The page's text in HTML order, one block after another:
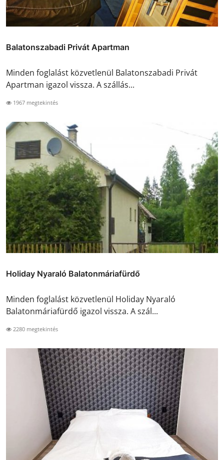
Balatonszabadi Privát Apartman
Minden foglalást közvetlenül Balatonszabadi Privát
Apartman igazol vissza. A szállás...
1967 megtekintés
Holiday Nyaraló Balatonmáriafürdő
Minden foglalást közvetlenül Holiday Nyaraló
Balatonmáriafürdő igazol vissza. A szál...
2280 megtekintés